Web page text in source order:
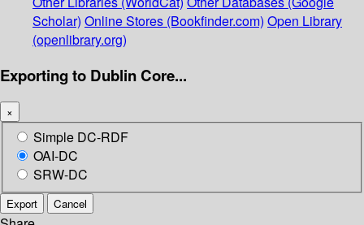
Scholar) Online Stores (Bookfinder.com) Open Library
(openlibrary.org)
Exporting to Dublin Core...
×
Simple DC-RDF
OAI-DC
SRW-DC
Export Cancel